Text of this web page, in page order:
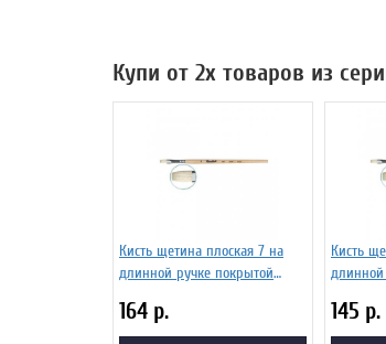
Купи от 2х товаров из
Кисть щетина плоская 7 на
длинной ручке покрытой
164 р.
Кисть
длинной
145 р.